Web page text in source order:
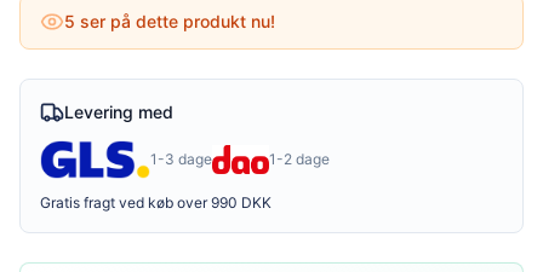
5 ser på dette produkt nu!
Levering med
1-3 dage 1-2 dage
Gratis fragt ved køb over 990 DKK